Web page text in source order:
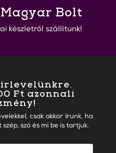
Bolt
készletről szállítunk!
Ft azonnali
csak akkor írunk, ha
szó és mi be is tartjuk.